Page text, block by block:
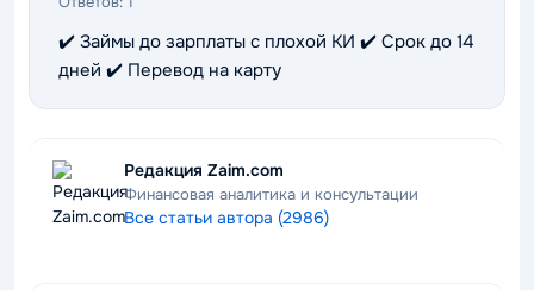
✔️ Займы до зарплаты с плохой КИ ✔️ Срок до 14
дней ✔️ Перевод на карту
Редакция Zaim.com
Финансовая аналитика и консультации
Все статьи автора (2986)